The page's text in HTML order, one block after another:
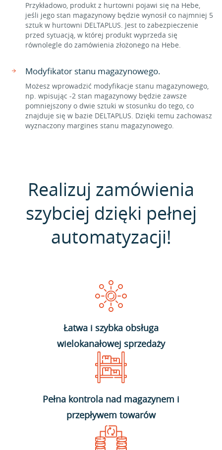
Przykładowo, produkt z hurtowni pojawi się na Hebe,
jeśli jego stan magazynowy będzie wynosił co najmniej 5
sztuk w hurtowni DELTAPLUS. Jest to zabezpieczenie
przed sytuacją, w której produkt wyprzeda się
równolegle do zamówienia złożonego na Hebe.
Modyfikator stanu magazynowego.
Możesz wprowadzić modyfikacje stanu magazynowego,
np. wpisując -2 stan magazynowy będzie zawsze
pomniejszony o dwie sztuki w stosunku do tego, co
znajduje się w bazie DELTAPLUS. Dzięki temu zachowasz
wyznaczony margines stanu magazynowego.
Realizuj zamówienia
szybciej dzięki pełnej
automatyzacji!
Łatwa i szybka obsługa
wielokanałowej sprzedaży
Pełna kontrola nad magazynem i
przepływem towarów